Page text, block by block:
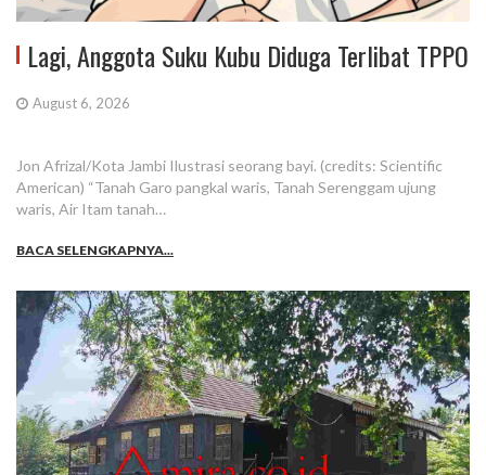
Lagi, Anggota Suku Kubu Diduga Terlibat TPPO
August 6, 2026
Jon Afrizal/Kota Jambi Ilustrasi seorang bayi. (credits: Scientific
American) “Tanah Garo pangkal waris, Tanah Serenggam ujung
waris, Air Itam tanah…
BACA SELENGKAPNYA...